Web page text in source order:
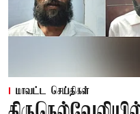
மாவட்ட செய்திகள்